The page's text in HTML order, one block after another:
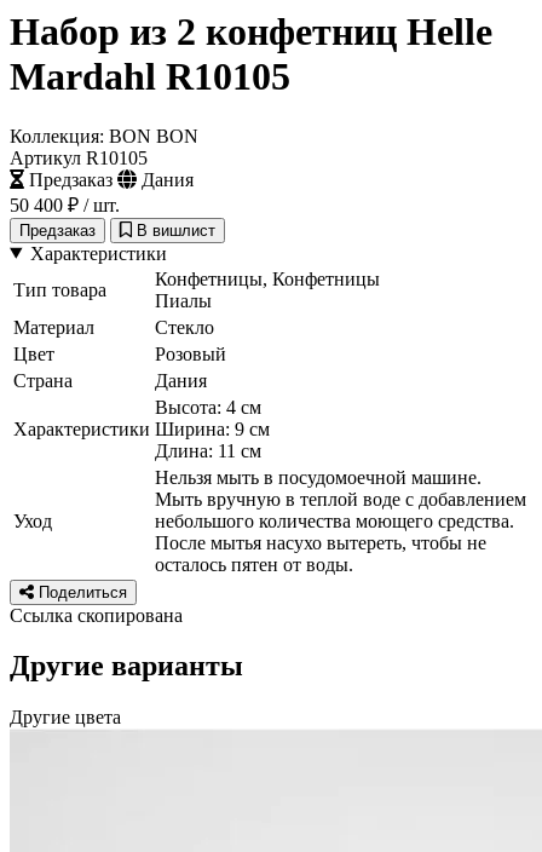
Набор из 2 конфетниц Helle
Mardahl R10105
Коллекция: BON BON
Артикул R10105
Предзаказ
Дания
50 400 ₽ / шт.
Предзаказ В вишлист
Характеристики
Тип товара
Конфетницы, Конфетницы
Пиалы
Материал
Стекло
Цвет
Розовый
Страна
Дания
Характеристики
Высота: 4 см
Ширина: 9 см
Длина: 11 см
Уход
Нельзя мыть в посудомоечной машине.
Мыть вручную в теплой воде с добавлением
небольшого количества моющего средства.
После мытья насухо вытереть, чтобы не
осталось пятен от воды.
Поделиться
Ссылка скопирована
Другие варианты
Другие цвета